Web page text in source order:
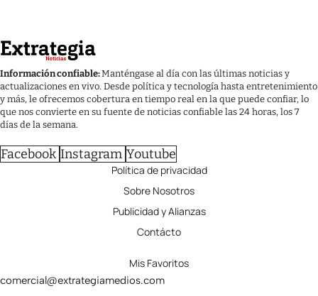
Información confiable:Manténgase al día con las últimas noticias y
actualizaciones en vivo. Desde política y tecnología hasta entretenimiento
y más, le ofrecemos cobertura en tiempo real en la que puede confiar, lo
que nos convierte en su fuente de noticias confiable las 24 horas, los 7
días de la semana.
Facebook Instagram Youtube
Política de privacidad
Sobre Nosotros
Publicidad y Alianzas
Contácto
Mis Favoritos
comercial@extrategiamedios.com